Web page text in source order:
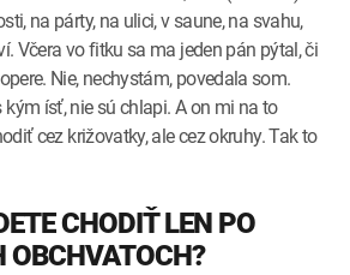
na párty, na ulici, v saune, na svahu,
Včera vo fitku sa ma jeden pán pýtal, či
Nie, nechystám, povedala som.
ísť, nie sú chlapi. A on mi na to
cez križovatky, ale cez okruhy. Tak to
CHODIŤ LEN PO
OBCHVATOCH?